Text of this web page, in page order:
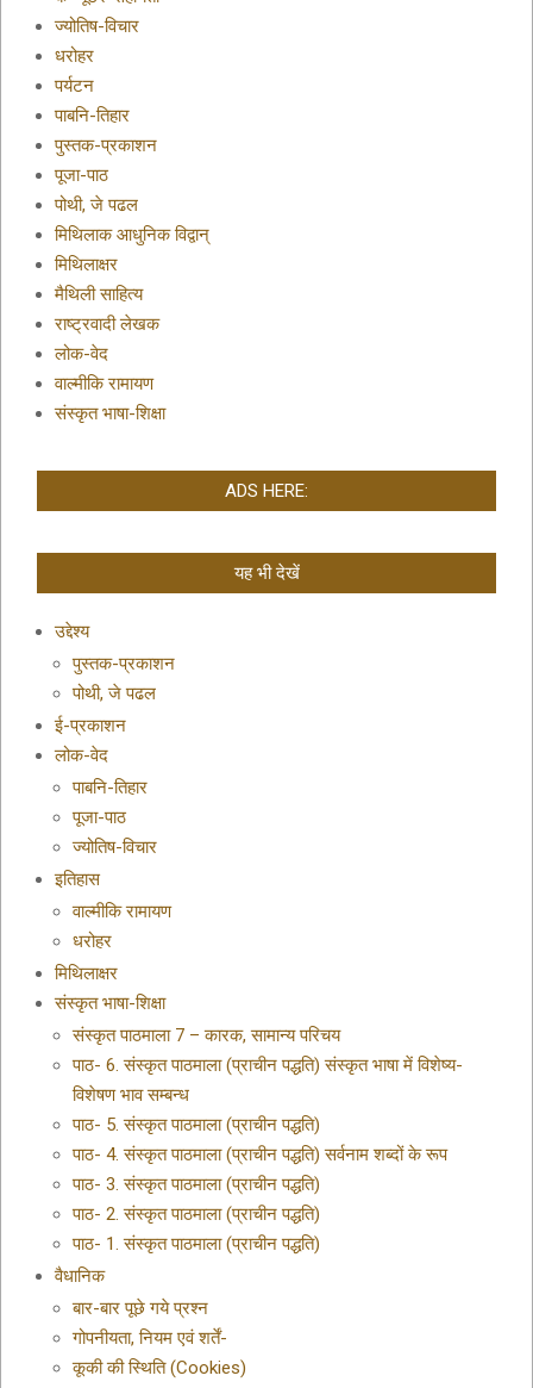
ज्योतिष-विचार
धरोहर
पर्यटन
पाबनि-तिहार
पुस्तक-प्रकाशन
पूजा-पाठ
पोथी, जे पढल
मिथिलाक आधुनिक विद्वान्
मिथिलाक्षर
मैथिली साहित्य
राष्ट्रवादी लेखक
लोक-वेद
वाल्मीकि रामायण
संस्कृत भाषा-शिक्षा
ADS HERE:
यह भी देखें
उद्देश्य
पुस्तक-प्रकाशन
पोथी, जे पढल
ई-प्रकाशन
लोक-वेद
पाबनि-तिहार
पूजा-पाठ
ज्योतिष-विचार
इतिहास
वाल्मीकि रामायण
धरोहर
मिथिलाक्षर
संस्कृत भाषा-शिक्षा
संस्कृत पाठमाला 7 – कारक, सामान्य परिचय
पाठ- 6. संस्कृत पाठमाला (प्राचीन पद्धति) संस्कृत भाषा में विशेष्य-
विशेषण भाव सम्बन्ध
पाठ- 5. संस्कृत पाठमाला (प्राचीन पद्धति)
पाठ- 4. संस्कृत पाठमाला (प्राचीन पद्धति) सर्वनाम शब्दों के रूप
पाठ- 3. संस्कृत पाठमाला (प्राचीन पद्धति)
पाठ- 2. संस्कृत पाठमाला (प्राचीन पद्धति)
पाठ- 1. संस्कृत पाठमाला (प्राचीन पद्धति)
वैधानिक
बार-बार पूछे गये प्रश्न
गोपनीयता, नियम एवं शर्तें-
कूकी की स्थिति (Cookies)